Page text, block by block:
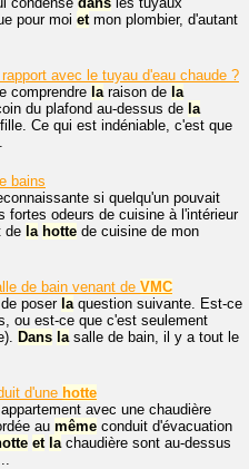
pour moi etmon plombier, d'autant
avec le tuyau d'eau chaude ?
comprendre laraison de la
du plafond au-dessus de la
Ce qui est indéniable, c'est que
bains
si quelqu'un pouvait
fortes odeurs de cuisine à l'intérieur
de la hotte de cuisine de mon
de bain venant de VMC
poser laquestion suivante. Est-ce
ou est-ce que c'est seulement
Dans lasalle de bain, il y a tout le
d'une hotte
avec une chaudière
au même conduit d'évacuation
et lachaudière sont au-dessus